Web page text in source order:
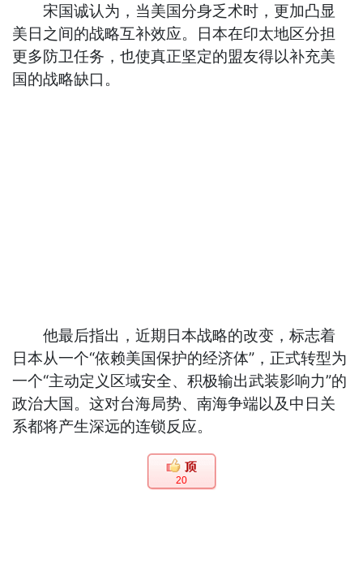
宋国诚认为，当美国分身乏术时，更加凸显
美日之间的战略互补效应。日本在印太地区分担
更多防卫任务，也使真正坚定的盟友得以补充美
国的战略缺口。
他最后指出，近期日本战略的改变，标志着
日本从一个“依赖美国保护的经济体”，正式转型为
一个“主动定义区域安全、积极输出武装影响力”的
政治大国。这对台海局势、南海争端以及中日关
系都将产生深远的连锁反应。
20